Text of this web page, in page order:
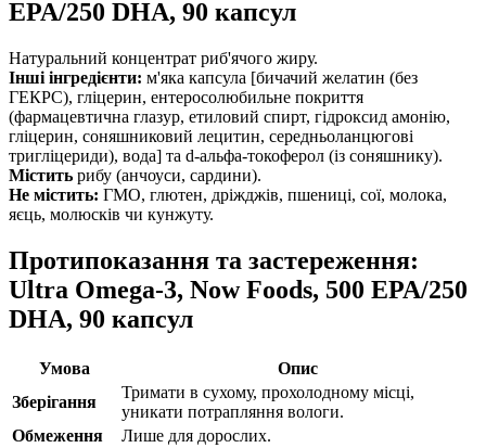
EPA/250 DHA, 90 капсул
Натуральний концентрат риб'ячого жиру.
Інші інгредієнти: м'яка капсула [бичачий желатин (без
ГЕКРС), гліцерин, ентеросолюбильне покриття
(фармацевтична глазур, етиловий спирт, гідроксид амонію,
гліцерин, соняшниковий лецитин, середньоланцюгові
тригліцериди), вода] та d-альфа-токоферол (із соняшнику).
Містить рибу (анчоуси, сардини).
Не містить: ГМО, глютен, дріжджів, пшениці, сої, молока,
яєць, молюсків чи кунжуту.
Протипоказання та застереження:
Ultra Omega-3, Now Foods, 500 EPA/250
DHA, 90 капсул
Умова
Опис
Зберігання
Тримати в сухому, прохолодному місці,
уникати потрапляння вологи.
Обмеження
Лише для дорослих.